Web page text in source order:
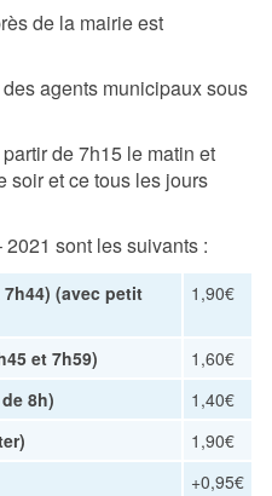
de la mairie est
agents municipaux sous
de 7h15 le matin et
soir et ce tous les jours
2021 sont les suivants :
(avec petit
1,90€
et 7h59)
1,60€
8h)
1,40€
1,90€
+0,95€